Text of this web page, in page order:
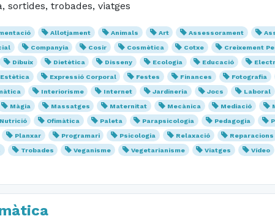
sortides, trobades, viatges
Allotjament Animals Art Assessorament
Companyia Cosir Cosmètica Cotxe Creixement
Dibuix Dietètica Disseny Ecologia Educació
Estètica Expressió Corporal Festes Finances Fotografia
Interiorisme Internet Jardineria Jocs Laboral
Màgia Massatges Maternitat Mecànica Mediació
Nutrició Ofimàtica Paleta Parapsicologia Pedagogia
Planxar Programari Psicologia Relaxació Reparacions
Trobades Veganisme Vegetarianisme Viatges Vídeo